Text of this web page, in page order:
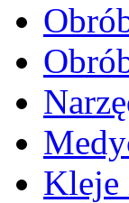
Kleje